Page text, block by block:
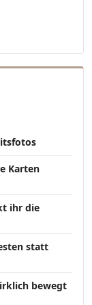
Karten
ihr die
statt
bewegt